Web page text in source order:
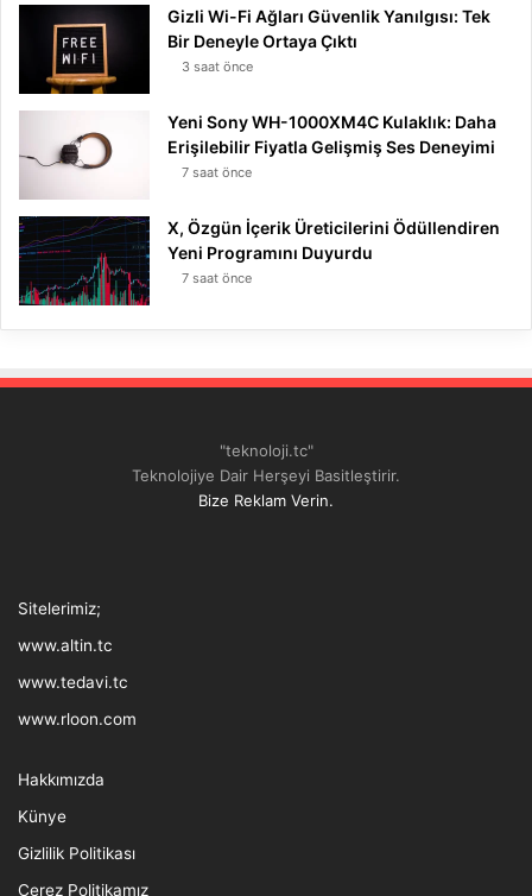
Gizli Wi-Fi Ağları Güvenlik Yanılgısı: Tek
Bir Deneyle Ortaya Çıktı
3 saat önce
Yeni Sony WH-1000XM4C Kulaklık: Daha
Erişilebilir Fiyatla Gelişmiş Ses Deneyimi
7 saat önce
X, Özgün İçerik Üreticilerini Ödüllendiren
Yeni Programını Duyurdu
7 saat önce
"teknoloji.tc"
Teknolojiye Dair Herşeyi Basitleştirir.
Bize Reklam Verin.
Sitelerimiz;
www.altin.tc
www.tedavi.tc
www.rloon.com
Hakkımızda
Künye
Gizlilik Politikası
Çerez Politikamız